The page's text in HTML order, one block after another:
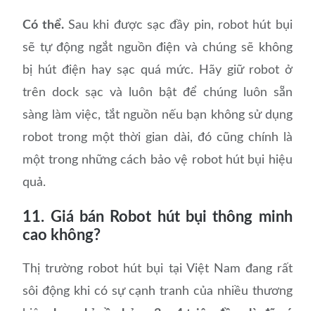
Có thể.Sau khi được sạc đầy pin, robot hút bụi
sẽ tự động ngắt nguồn điện và chúng sẽ không
bị hút điện hay sạc quá mức. Hãy giữ robot ở
trên dock sạc và luôn bật để chúng luôn sẵn
sàng làm việc, tắt nguồn nếu bạn không sử dụng
robot trong một thời gian dài, đó cũng chính là
một trong những cách bảo vệ robot hút bụi hiệu
quả.
11. Giá bán Robot hút bụi thông minh
cao không?
Thị trường robot hút bụi tại Việt Nam đang rất
sôi động khi có sự cạnh tranh của nhiều thương